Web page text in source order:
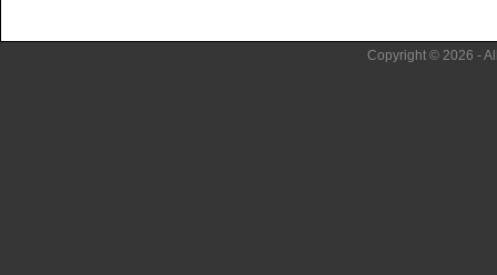
Copyright © 2026 -